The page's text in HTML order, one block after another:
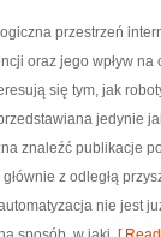
przestrzeń
oraz jego wpływ na
się tym, jak
jedynie
znaleźć publikacje
z odległą
nie jest